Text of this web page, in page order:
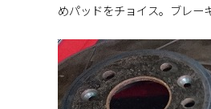
めパッドをチョイス。ブレー